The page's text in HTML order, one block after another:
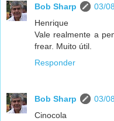
Bob Sharp
03/
Henrique
Vale realmente a
frear. Muito útil.
Responder
Bob Sharp
03/
Cinocola